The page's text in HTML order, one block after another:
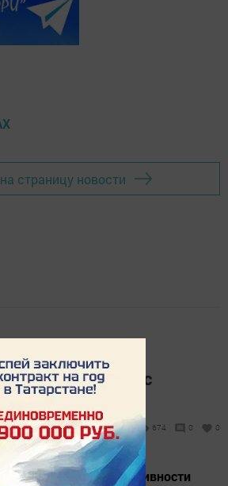
страницу новости
о грозе с
17 июня 2024 -
15:33
674 0 0
об интенсивности